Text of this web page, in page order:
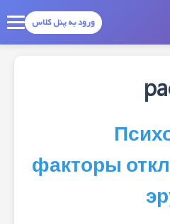
ورود به پنل کلاس
факторы